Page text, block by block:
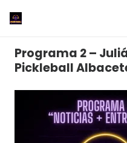
Programa 2 –
Pickleball